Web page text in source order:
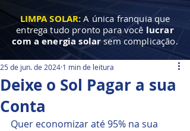
LIMPA SOLAR:A única franquia que
entrega tudo pronto para você lucrar
com a energia solar sem complicação.
Deixe o Sol Pagar a sua
Conta
25 de jun. de 2024 1 min de leitura
Quer economizar até 95% na sua